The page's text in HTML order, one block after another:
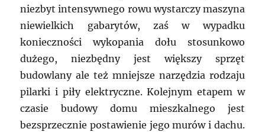
niezbyt intensywnego rowu wystarczy maszyna
niewielkich gabarytów, zaś w wypadku
konieczności wykopania dołu stosunkowo
dużego, niezbędny jest większy sprzęt
budowlany ale też mniejsze narzędzia rodzaju
pilarki i piły elektryczne. Kolejnym etapem w
czasie budowy domu mieszkalnego jest
bezsprzecznie postawienie jego murów i dachu.